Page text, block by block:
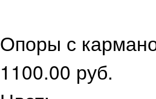
Опоры с
1100.00 руб.